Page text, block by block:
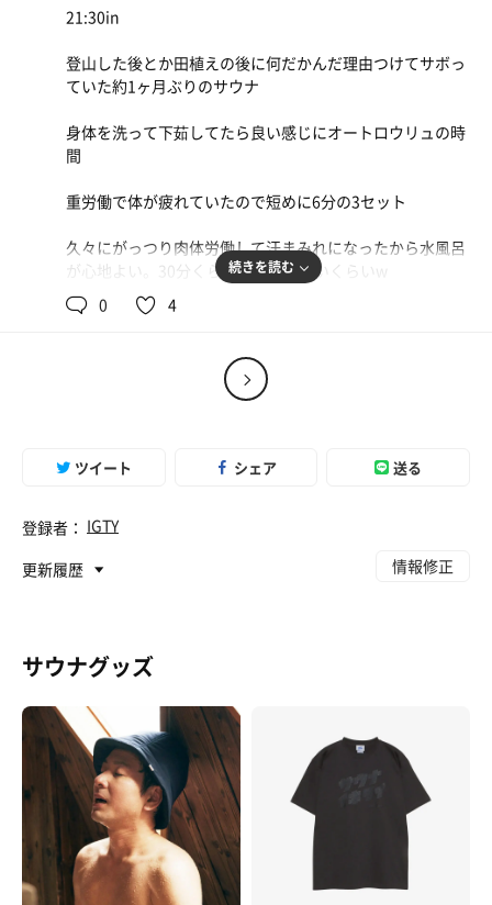
今日のサ室はお昼過ぎから混んできた印象です。その３回
のオートロウリュの時間に、いつも下段のTV前にいらっし
ゃる年配の方が…ロウリュ好きなんですね🤭腹痛の中、サ
ウナ好きに年は関係ないと思いました。
ロウリュタイムは各時刻57分〜59分のあたりでした。前よ
り正確になりつつあります（しかし休業😢）。
私は腹痛と格闘していたので、今日は毎回「無」で過ごさ
せていただきました〜（いつもならTVみたり肩回ししたり
💦）
今日はジェットバスでも遊べず、露天風呂も入る気もな
く、壺湯は2つだけという不完全燃焼気味…でしたが、岩
盤浴ゾーンの休憩コーナーで爆睡、ブラックゲルマ岩盤浴
ットのビニールバック持って入ってきたおじさんにはビビ
リました…。そこらへん指導するべきでした😥
円！休業前のセール？かもしれません🤭2つ食べちゃった
そしてそして…なんも痩せないまま、会議に出席します🙇
よろしくお願いします😂
21:30in
登山した後とか田植えの後に何だかんだ理由つけてサボっ
ていた約1ヶ月ぶりのサウナ
身体を洗って下茹してたら良い感じにオートロウリュの時
間
重労働で体が疲れていたので短めに6分の3セット
久々にがっつり肉体労働して汗まみれになったから水風呂
が心地よい。30分くらい入っていたいくらいw
1セット、2セット目の外気浴で爆睡
ここ一ヶ月の疲労が蓄積されてたから仕方ないw
6月から改装工事で休業らしいけど、どのようにパワーア
ップするか楽しみ
続きを読む
0 4
ツイート シェア 送る
登録者： IGTY
更新履歴
情報修正
サウナグッズ